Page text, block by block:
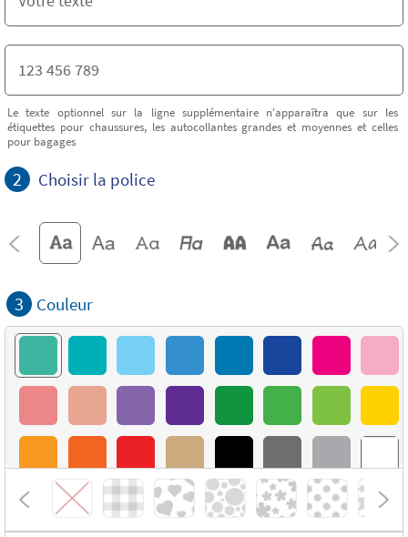
Le texte optionnel sur la ligne supplémentaire n'apparaîtra que sur les
étiquettes pour chaussures, les autocollantes grandes et moyennes et celles
pour bagages
2 Choisir la police
3 Couleur